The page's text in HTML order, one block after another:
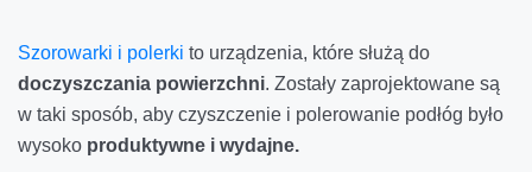
Szorowarki i polerki to urządzenia, które służą do
doczyszczania powierzchni. Zostały zaprojektowane są
w taki sposób, aby czyszczenie i polerowanie podłóg było
wysoko produktywne i wydajne.